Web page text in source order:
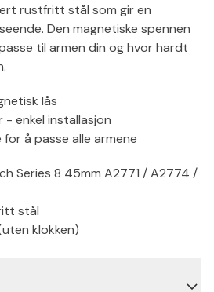
rustfritt stål som gir en
Den magnetiske spennen
til armen din og hvor hardt
lås
enkel installasjon
å passe alle armene
Series 8 45mm A2771 / A2774 /
stål
klokken)